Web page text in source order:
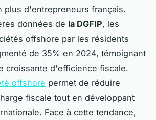
plus d'entrepreneurs français.
données de la DGFIP, les
offshore par les résidents
de 35% en 2024, témoignant
croissante d'efficience fiscale.
offshore permet de réduire
fiscale tout en développant
Face à cette tendance,